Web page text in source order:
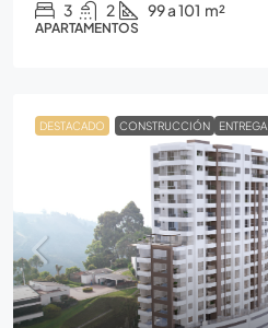
3 2 99 a 101 m²
APARTAMENTOS
DESTACADO CONSTRUCCIÓN ENTREGA